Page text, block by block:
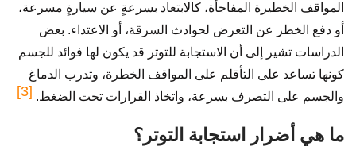
المواقف الخطيرة المفاجأة، كالابتعاد بسرعةٍ عن سيارةٍ مسرعة،
أو دفع الخطر عن التعرض لحوادث السرقة، أو الاعتداء. بعض
الدراسات تشير إلى أن الاستجابة للتوتر قد يكون لها فوائد للجسم
كونها تساعد على التأقلم على المواقف الخطرة، وتدرب الدماغ
والجسم على التصرف بسرعة، واتخاذ القرارات تحت الضغط. [3]
ما هي أضرار استجابة التوتر؟